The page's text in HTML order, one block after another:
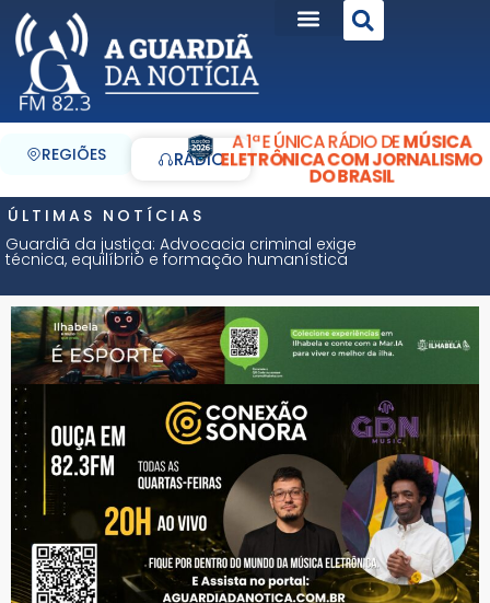
REGIÕES RÁDIO
A 1ª E ÚNICA RÁDIO DEMÚSICA
ELETRÔNICA COM JORNALISMO
DO BRASIL
ÚLTIMAS NOTÍCIAS
Guardiã da justiça: Advocacia criminal exige
técnica, equilíbrio e formação humanística